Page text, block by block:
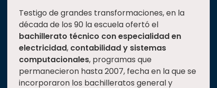
Testigo de grandes transformaciones, en la
década de los 90 la escuela ofertó el
bachillerato técnico con especialidad en
electricidad, contabilidady sistemas
computacionales, programas que
permanecieron hasta 2007, fecha en la que se
incorporaron los bachilleratos general y